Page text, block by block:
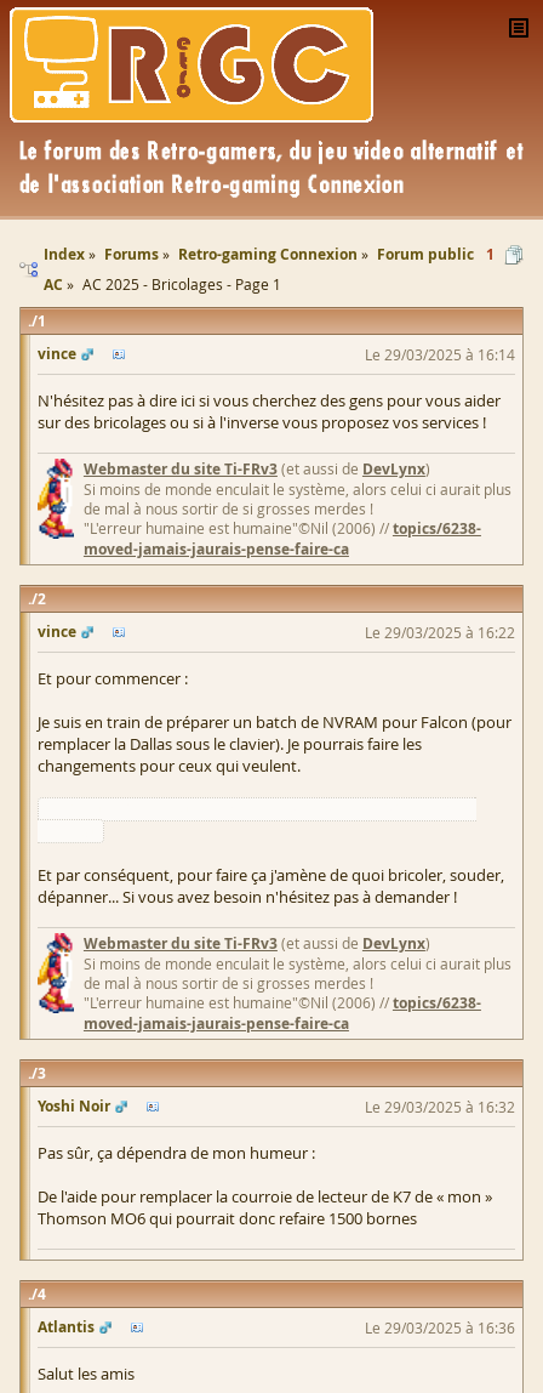
Index Forums Retro-gaming Connexion
Forum public
AC
AC 2025 - Bricolages - Page 1
1
1
vince
Le 29/03/2025 à 16:14
N'hésitez pas à dire ici si vous cherchez des gens pour vous aider
sur des bricolages ou si à l'inverse vous proposez vos services !
Webmaster du site Ti-FRv3(et aussi de DevLynx)
Si moins de monde enculait le système, alors celui ci aurait plus
de mal à nous sortir de si grosses merdes !
"L'erreur humaine est humaine"©Nil (2006) //topics/6238-
moved-jamais-jaurais-pense-faire-ca
2
vince
Le 29/03/2025 à 16:22
Et pour commencer :
Je suis en train de préparer un batch de NVRAM pour Falcon (pour
remplacer la Dallas sous le clavier). Je pourrais faire les
changements pour ceux qui veulent.
Et par conséquent, pour faire ça j'amène de quoi bricoler, souder,
dépanner... Si vous avez besoin n'hésitez pas à demander !
Webmaster du site Ti-FRv3(et aussi de DevLynx)
Si moins de monde enculait le système, alors celui ci aurait plus
de mal à nous sortir de si grosses merdes !
"L'erreur humaine est humaine"©Nil (2006) //topics/6238-
moved-jamais-jaurais-pense-faire-ca
3
Yoshi Noir
Le 29/03/2025 à 16:32
Pas sûr, ça dépendra de mon humeur :
De l'aide pour remplacer la courroie de lecteur de K7 de « mon »
Thomson MO6 qui pourrait donc refaire 1500 bornes
4
Atlantis
Le 29/03/2025 à 16:36
Salut les amis